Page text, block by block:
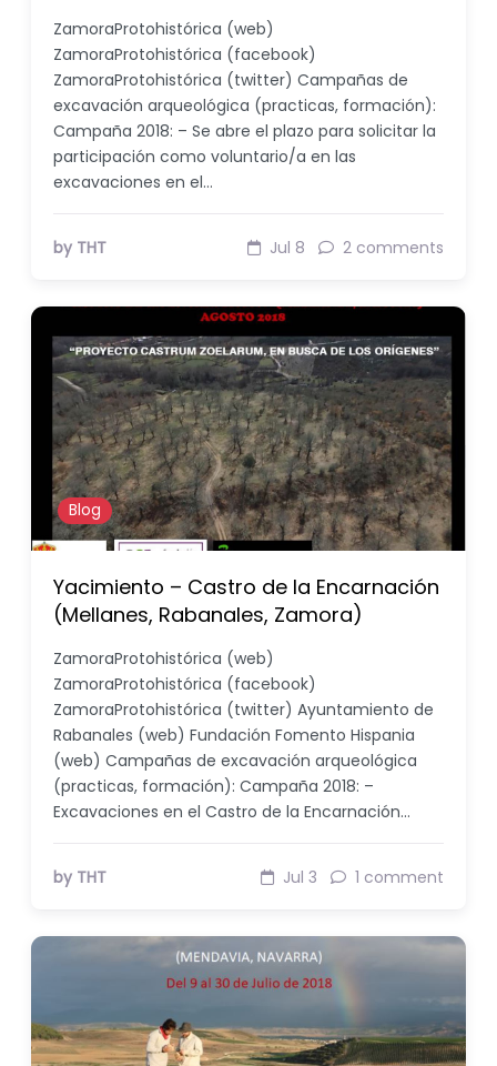
ZamoraProtohistórica (web)
ZamoraProtohistórica (facebook)
ZamoraProtohistórica (twitter) Campañas de
excavación arqueológica (practicas, formación):
Campaña 2018: – Se abre el plazo para solicitar la
participación como voluntario/a en las
excavaciones en el…
by THT Jul 8 2 comments
Blog
Yacimiento – Castro de la Encarnación
(Mellanes, Rabanales, Zamora)
ZamoraProtohistórica (web)
ZamoraProtohistórica (facebook)
ZamoraProtohistórica (twitter) Ayuntamiento de
Rabanales (web) Fundación Fomento Hispania
(web) Campañas de excavación arqueológica
(practicas, formación): Campaña 2018: –
Excavaciones en el Castro de la Encarnación…
by THT Jul 3 1 comment